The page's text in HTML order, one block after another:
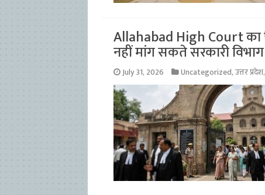
Allahabad High Court का
नहीं मांग सकते सरकारी विभाग
July 31, 2026 Uncategorized,उत्तर प्रदेश,